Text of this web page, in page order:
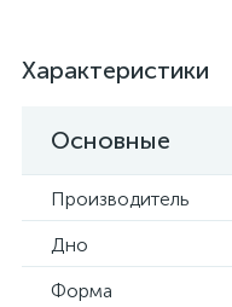
Характеристики
Основные
Производитель
Дно
Форма